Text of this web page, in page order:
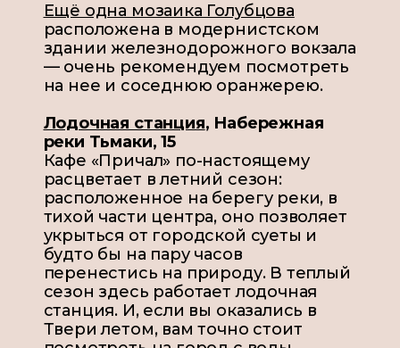
Ещё одна мозаика Голубцова
расположена в модернистском
здании железнодорожного вокзала
— очень рекомендуем посмотреть
на нее и соседнюю оранжерею.
Лодочная станция, Набережная
реки Тьмаки, 15
Кафе «Причал» по-настоящему
расцветает в летний сезон:
расположенное на берегу реки, в
тихой части центра, оно позволяет
укрыться от городской суеты и
будто бы на пару часов
перенестись на природу. В теплый
сезон здесь работает лодочная
станция. И, если вы оказались в
Твери летом, вам точно стоит